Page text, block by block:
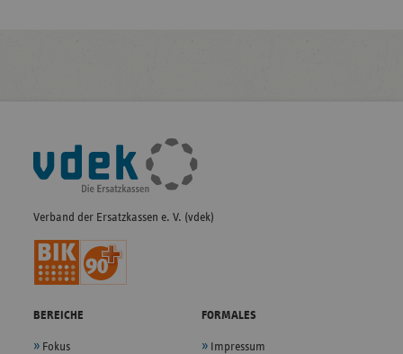
Fußleisten-
Navigation
Verband der Ersatzkassen e. V. (vdek)
BEREICHE
Fokus
FORMALES
Impressum